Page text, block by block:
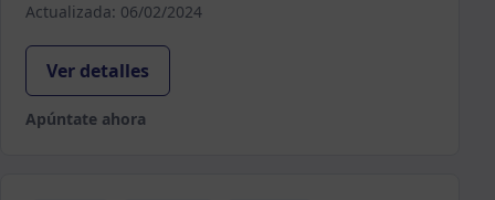
Actualizada: 06/02/2024
Ver detalles
Apúntate ahora